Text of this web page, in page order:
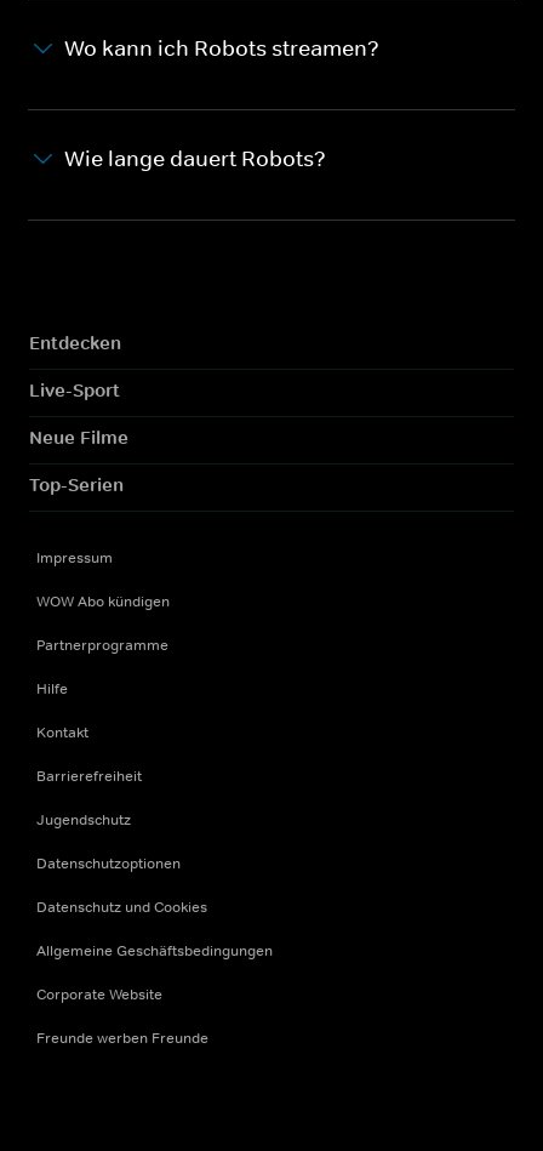
Wo kann ich Robots streamen?
Wie lange dauert Robots?
Entdecken
Live-Sport
Neue Filme
Top-Serien
Impressum
WOW Abo kündigen
Partnerprogramme
Hilfe
Kontakt
Barrierefreiheit
Jugendschutz
Datenschutzoptionen
Datenschutz und Cookies
Allgemeine Geschäftsbedingungen
Corporate Website
Freunde werben Freunde